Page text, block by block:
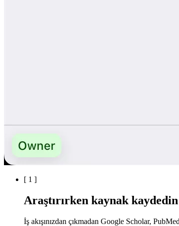
[ 1 ]
Araştırırken kaynak kaydedin
İş akışınızdan çıkmadan Google Scholar,